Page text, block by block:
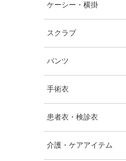
ケーシー・横掛
スクラブ
パンツ
手術衣
患者衣・検診衣
介護・ケアアイテム